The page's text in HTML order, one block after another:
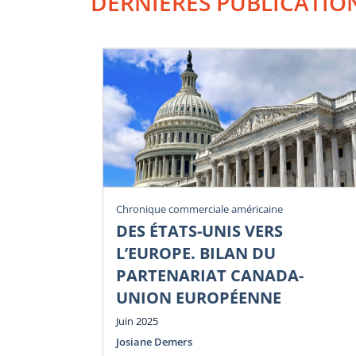
Chronique commerciale américaine
DES ÉTATS-UNIS VERS
L’EUROPE. BILAN DU
PARTENARIAT CANADA-
UNION EUROPÉENNE
Juin 2025
Josiane Demers